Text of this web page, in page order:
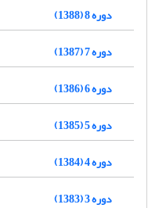
دوره 8 (1388)
دوره 7 (1387)
دوره 6 (1386)
دوره 5 (1385)
دوره 4 (1384)
دوره 3 (1383)